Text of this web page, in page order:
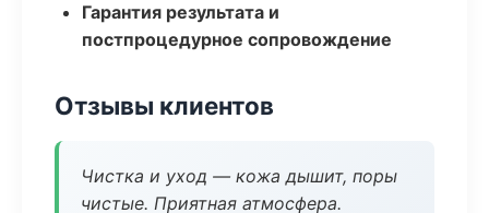
Гарантия результата и
постпроцедурное сопровождение
Отзывы клиентов
Чистка и уход — кожа дышит, поры
чистые. Приятная атмосфера.